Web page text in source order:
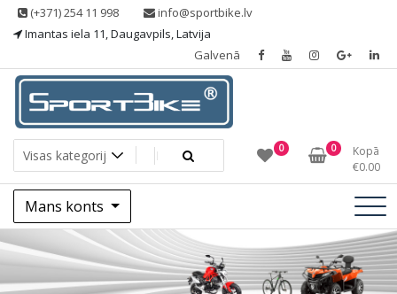
Skip (+371) 254 11 998
info@sportbike.lv
Imantas iela 11, Daugavpils, Latvija
Galvenā
Sportbike
Sporting goods 0 0
Kopā
€0.00
Mans konts
new-drain-plug-set